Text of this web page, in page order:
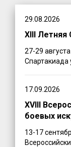
29.08.2026
XIII Летняя
27-29
Спартакиада
17.09.2026
XVIII
боевых
13-17